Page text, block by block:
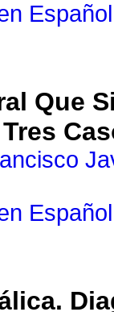
Español
Que
Español